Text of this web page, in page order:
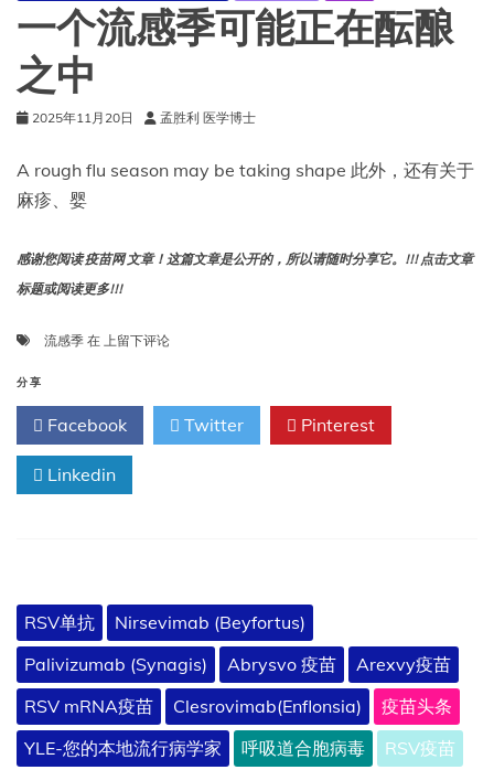
制
措
施、
疫
里
件，
及
些
息！
一个流感季可能正在酝酿
之中
2025年11月20日 孟胜利 医学博士
A rough flu season may be taking shape 此外，还有关于
麻疹、婴
感谢您阅读 疫苗网 文章！这篇文章是公开的，所以请随时分享它。!!! 点击文章
标题或阅读更多!!!
流感季 在 一
感
季
可
能
正
中
上留下评论
分享
Facebook Twitter Pinterest
Linkedin
RSV单抗
Nirsevimab (Beyfortus)
Palivizumab (Synagis)
Abrysvo 疫苗
Arexvy疫苗
RSV mRNA疫苗
Clesrovimab(Enflonsia)
疫苗头条
YLE-您的本地流行病学家
呼吸道合胞病毒 RSV疫苗